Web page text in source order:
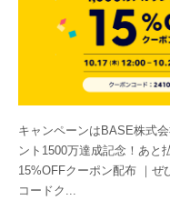
キャンペーンはBASE株式
ント1500万達成記念！あと
15%OFFクーポン配布 ｜
コードク...